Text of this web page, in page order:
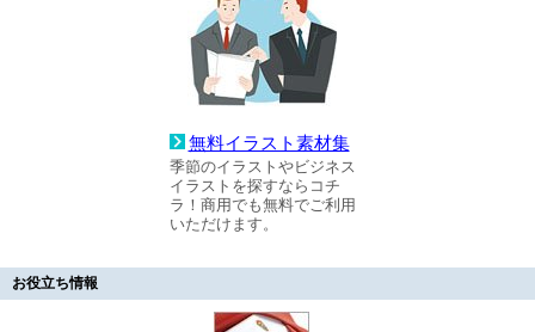
無料イラスト素材集
季節のイラストやビジネス
イラストを探すならコチ
ラ！商用でも無料でご利用
いただけます。
お役立ち情報